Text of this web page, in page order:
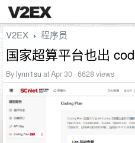
V2EX › 程序员
国家超算平台也出
By lynn1su at Apr 30 · 6628 views